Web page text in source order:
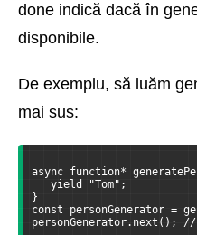
done indică dacă în
disponibile.
De exemplu, să luăm
mai sus:
async function*
yield "Tom";
}
const personGenerator =
personGenerator.next(); //